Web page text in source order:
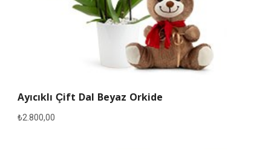
Ayıcıklı Çift Dal Beyaz Orkide
₺2.800,00